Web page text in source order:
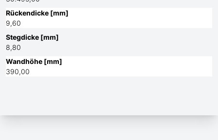
Rückendicke [mm]
9,60
Stegdicke [mm]
8,80
Wandhöhe [mm]
390,00